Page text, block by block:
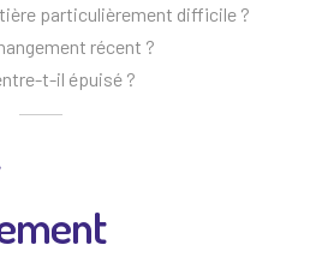
particulièrement difficile ?
récent ?
t-il épuisé ?